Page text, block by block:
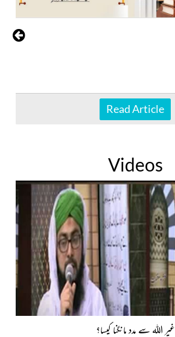
Read Article
Videos
غیر اللہ سے مدد مانگنا کیسا؟